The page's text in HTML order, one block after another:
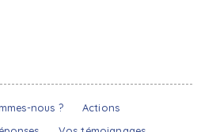
nous ?
Actions